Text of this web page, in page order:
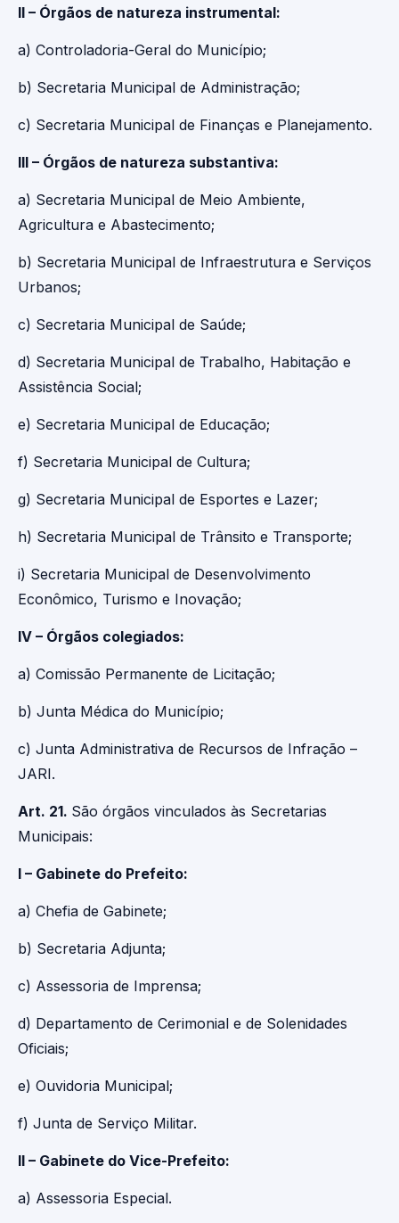
II – Órgãos de natureza instrumental:
a) Controladoria-Geral do Município;
b) Secretaria Municipal de Administração;
c) Secretaria Municipal de Finanças e Planejamento.
III – Órgãos de natureza substantiva:
a) Secretaria Municipal de Meio Ambiente,
Agricultura e Abastecimento;
b) Secretaria Municipal de Infraestrutura e Serviços
Urbanos;
c) Secretaria Municipal de Saúde;
d) Secretaria Municipal de Trabalho, Habitação e
Assistência Social;
e) Secretaria Municipal de Educação;
f) Secretaria Municipal de Cultura;
g) Secretaria Municipal de Esportes e Lazer;
h) Secretaria Municipal de Trânsito e Transporte;
i) Secretaria Municipal de Desenvolvimento
Econômico, Turismo e Inovação;
IV – Órgãos colegiados:
a) Comissão Permanente de Licitação;
b) Junta Médica do Município;
c) Junta Administrativa de Recursos de Infração –
JARI.
Art. 21. São órgãos vinculados às Secretarias
Municipais:
I – Gabinete do Prefeito:
a) Chefia de Gabinete;
b) Secretaria Adjunta;
c) Assessoria de Imprensa;
d) Departamento de Cerimonial e de Solenidades
Oficiais;
e) Ouvidoria Municipal;
f) Junta de Serviço Militar.
II – Gabinete do Vice-Prefeito:
a) Assessoria Especial.